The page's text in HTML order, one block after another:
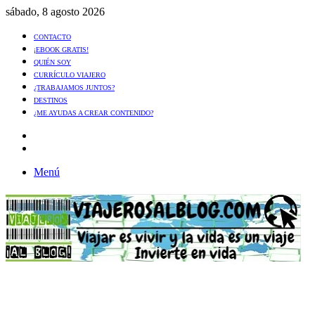
sábado, 8 agosto 2026
CONTACTO
¡EBOOK GRATIS!
QUIÉN SOY
CURRÍCULO VIAJERO
¿TRABAJAMOS JUNTOS?
DESTINOS
¿ME AYUDAS A CREAR CONTENIDO?
Menú